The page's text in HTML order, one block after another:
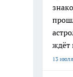
ждёт
13 июля